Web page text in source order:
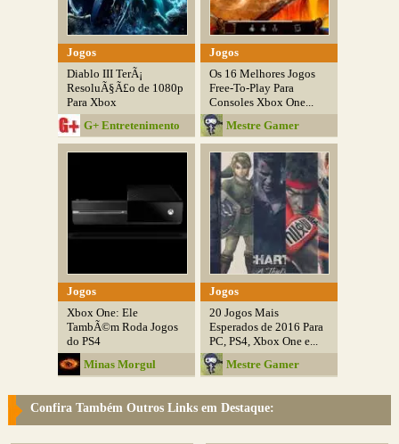
Jogos
Diablo III TerÃ¡
ResoluÃ§Ã£o de 1080p
Para Xbox
G+ Entretenimento
Jogos
Os 16 Melhores Jogos
Free-To-Play Para
Consoles Xbox One...
Mestre Gamer
Jogos
Xbox One: Ele
TambÃ©m Roda Jogos
do PS4
Minas Morgul
Jogos
20 Jogos Mais
Esperados de 2016 Para
PC, PS4, Xbox One e...
Mestre Gamer
Confira Também Outros Links em Destaque: